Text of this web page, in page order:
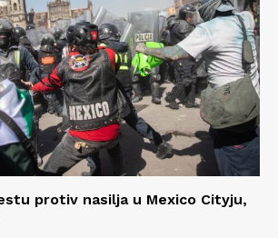
protiv nasilja u Mexico Cityju,